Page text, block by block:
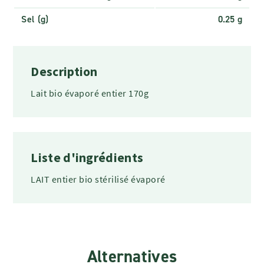
Sel (g)
0.25 g
Description
Lait bio évaporé entier 170g
Liste d'ingrédients
LAIT entier bio stérilisé évaporé
Alternatives